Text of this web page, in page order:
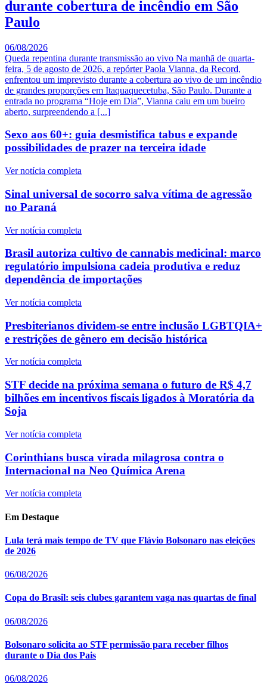
durante cobertura de incêndio em São
Paulo
06/08/2026
Queda repentina durante transmissão ao vivo Na manhã de quarta-
feira, 5 de agosto de 2026, a repórter Paola Vianna, da Record,
enfrentou um imprevisto durante a cobertura ao vivo de um incêndio
de grandes proporções em Itaquaquecetuba, São Paulo. Durante a
entrada no programa “Hoje em Dia”, Vianna caiu em um bueiro
aberto, surpreendendo a [...]
Sexo aos 60+: guia desmistifica tabus e expande
possibilidades de prazer na terceira idade
Ver notícia completa
Sinal universal de socorro salva vítima de agressão
no Paraná
Ver notícia completa
Brasil autoriza cultivo de cannabis medicinal: marco
regulatório impulsiona cadeia produtiva e reduz
dependência de importações
Ver notícia completa
Presbiterianos dividem-se entre inclusão LGBTQIA+
e restrições de gênero em decisão histórica
Ver notícia completa
STF decide na próxima semana o futuro de R$ 4,7
bilhões em incentivos fiscais ligados à Moratória da
Soja
Ver notícia completa
Corinthians busca virada milagrosa contra o
Internacional na Neo Química Arena
Ver notícia completa
Em Destaque
Lula terá mais tempo de TV que Flávio Bolsonaro nas eleições
de 2026
06/08/2026
Copa do Brasil: seis clubes garantem vaga nas quartas de final
06/08/2026
Bolsonaro solicita ao STF permissão para receber filhos
durante o Dia dos Pais
06/08/2026